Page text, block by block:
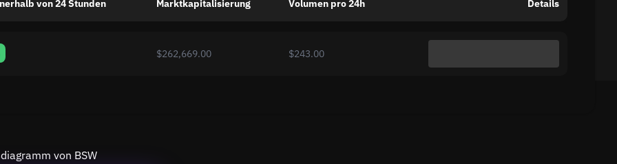
von 24 Stunden Marktkapitalisierung Volumen pro 24h Details
$262,669.00 $243.00
von BSW